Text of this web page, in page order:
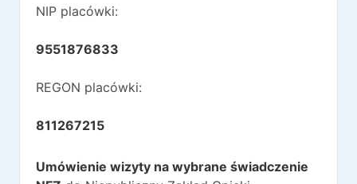
NIP placówki:
9551876833
REGON placówki:
811267215
Umówienie wizyty na wybrane świadczenie